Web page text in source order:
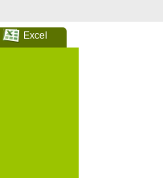
Excel